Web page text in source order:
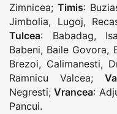
Zimnicea; Timis:
Jimbolia, Lugoj,
Tulcea: Babadag,
Babeni, Baile Govora,
Brezoi, Calimanesti,
Ramnicu Valcea;
Negresti;Vrancea:
Pancui.